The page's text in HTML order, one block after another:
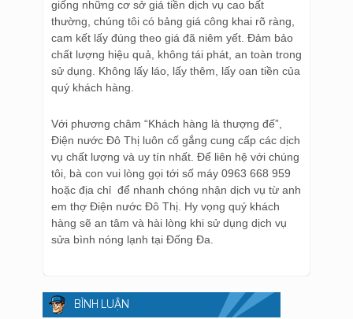
giống những cơ sở giá tiền dịch vụ cao bất
thường, chúng tôi có bảng giá công khai rõ ràng,
cam kết lấy đúng theo giá đã niêm yết. Đảm bảo
chất lượng hiệu quả, không tái phát, an toàn trong
sử dụng. Không lấy láo, lấy thêm, lấy oan tiền của
quý khách hàng.
Với phương châm “Khách hàng là thượng đế”,
Điện nước Đô Thị luôn cố gắng cung cấp các dịch
vụ chất lượng và uy tín nhất. Để liên hệ với chúng
tôi, bà con vui lòng gọi tới số máy 0963 668 959
hoặc địa chỉ để nhanh chóng nhận dịch vụ từ anh
em thợ Điện nước Đô Thị. Hy vọng quý khách
hàng sẽ an tâm và hài lòng khi sử dụng dịch vụ
sửa bình nóng lạnh tại Đống Đa.
BÌNH LUẬN